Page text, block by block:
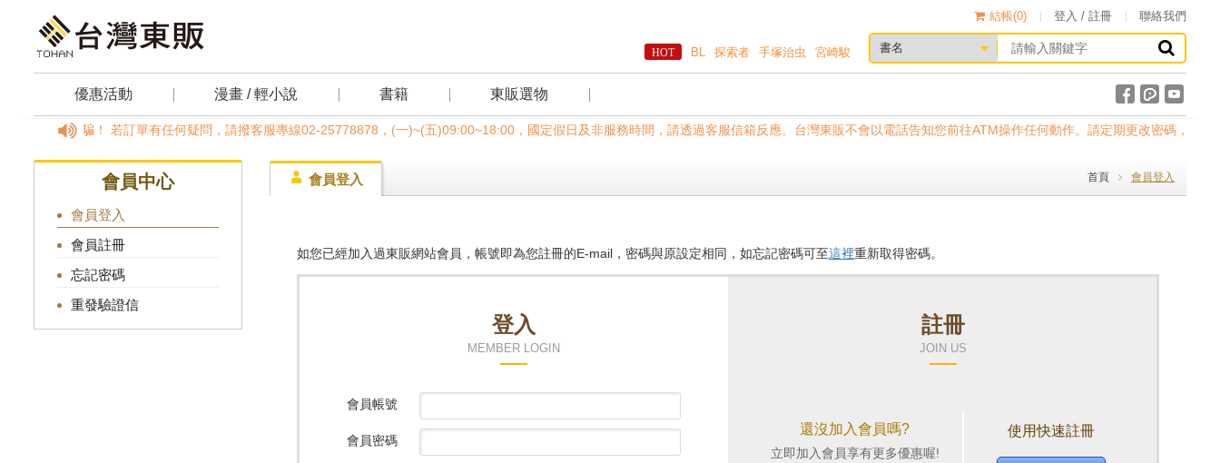
結帳(0) 登入 / 註冊 聯絡我們
BL 探索者 手塚治虫 宮崎駿
優惠活動 漫畫 / 輕小說 書籍 東販選物
小心詐騙！ 若訂單有任何疑問，請撥客服專線02-25778878，(一)~(五)09:00~18:00，國定假日及非服務時間，請透過客服信箱反應。台灣東販不會以電話告知您前往ATM操作任何動作。請定期更改密碼，以確保
會員登入 首頁 會員登入
如您已經加入過東販網站會員，帳號即為您註冊的E-mail，密碼與原設定相同，如忘記密碼可至這裡重新取得密碼。
登入
MEMBER LOGIN
會員帳號
會員密碼
註冊
JOIN US
還沒加入會員嗎?
立即加入會員享有更多優惠喔!
使用快速註冊
會員中心
會員登入
會員註冊
忘記密碼
重發驗證信